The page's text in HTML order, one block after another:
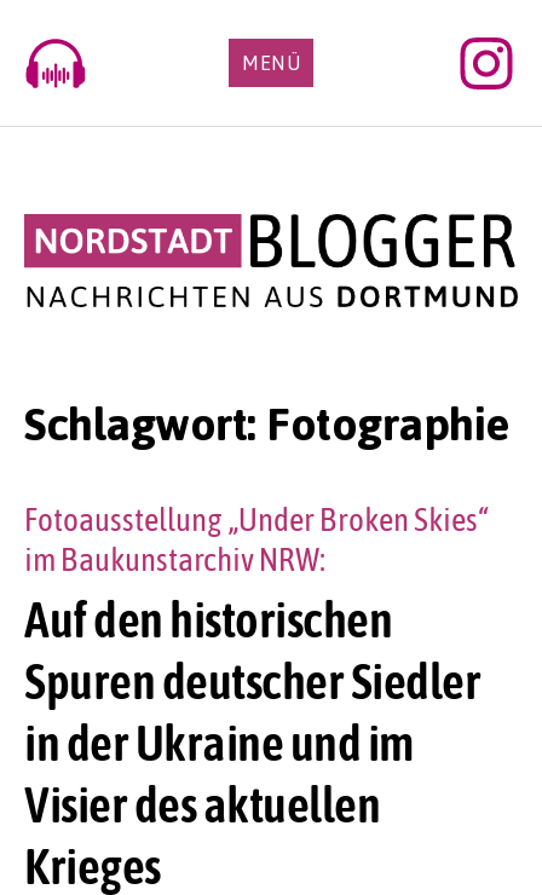
content
MENÜ
Schlagwort: Fotographie
Auf den historischen
Spuren deutscher Siedler
in der Ukraine und im
Visier des aktuellen
Krieges
Fotoausstellung „Under Broken Skies“
im Baukunstarchiv NRW: